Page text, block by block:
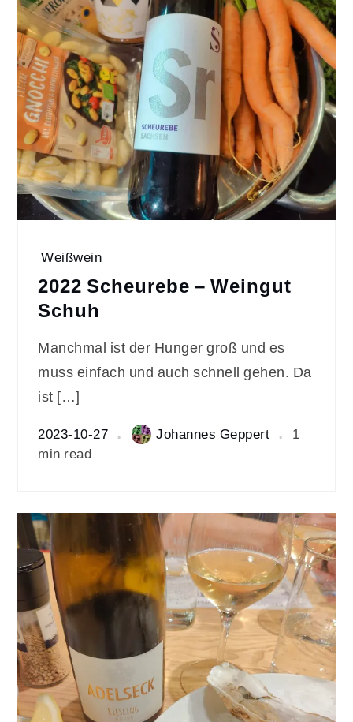
Weißwein
2022 Scheurebe – Weingut
Schuh
Manchmal ist der Hunger groß und es
muss einfach und auch schnell gehen. Da
ist […]
2023-10-27 Johannes Geppert
1
min read